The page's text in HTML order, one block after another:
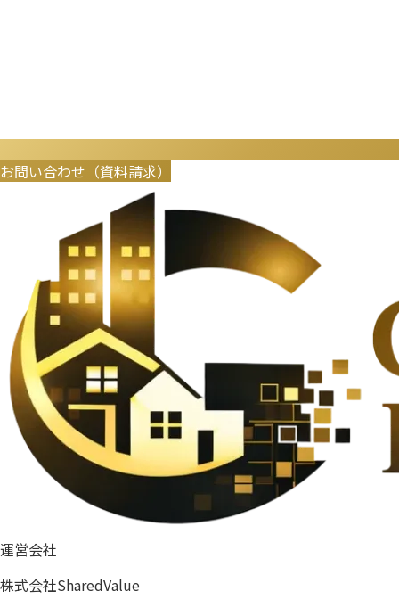
お問い合わせ（資料請求）
運営会社
株式会社SharedValue